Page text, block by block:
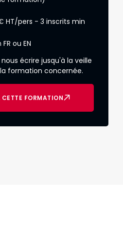
HT/pers - 3 inscrits min
ou EN
écrire jusqu'à la veille
formation concernée.
FORMATION